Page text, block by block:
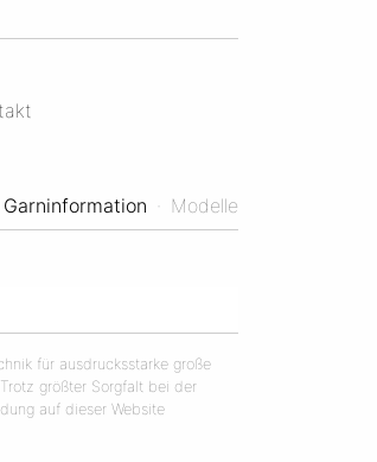
Garninformation · Modelle
für ausdrucksstarke große
größter Sorgfalt bei der
auf dieser Website